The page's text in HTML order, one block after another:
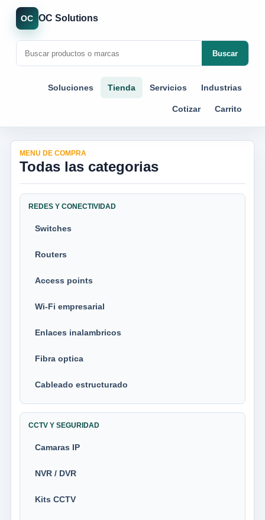
OC OC Solutions
Buscar
Soluciones Tienda Servicios Industrias
Cotizar Carrito
MENU DE COMPRA
Todas las categorias
REDES Y CONECTIVIDAD
Switches
Routers
Access points
Wi-Fi empresarial
Enlaces inalambricos
Fibra optica
Cableado estructurado
CCTV Y SEGURIDAD
Camaras IP
NVR / DVR
Kits CCTV